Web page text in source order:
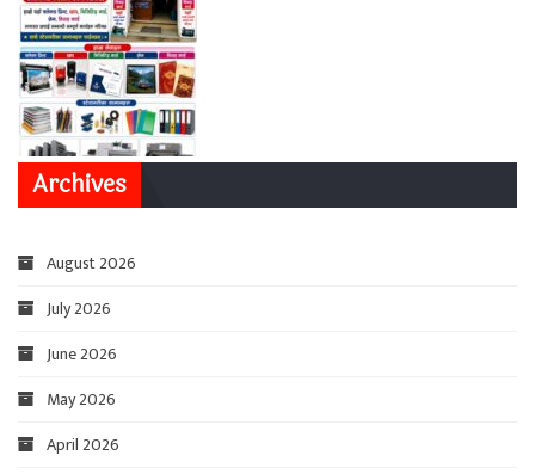
Archives
August 2026
July 2026
June 2026
May 2026
April 2026